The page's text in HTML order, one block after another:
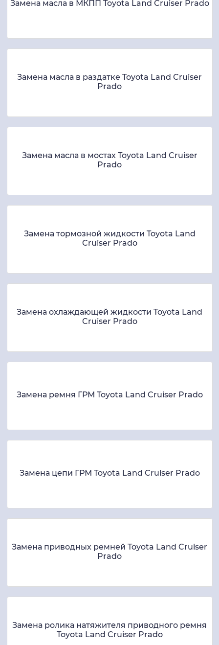
Замена масла в МКПП Toyota Land Cruiser Prado
Замена масла в раздатке Toyota Land Cruiser
Prado
Замена масла в мостах Toyota Land Cruiser
Prado
Замена тормозной жидкости Toyota Land
Cruiser Prado
Замена охлаждающей жидкости Toyota Land
Cruiser Prado
Замена ремня ГРМ Toyota Land Cruiser Prado
Замена цепи ГРМ Toyota Land Cruiser Prado
Замена приводных ремней Toyota Land Cruiser
Prado
Замена ролика натяжителя приводного ремня
Toyota Land Cruiser Prado